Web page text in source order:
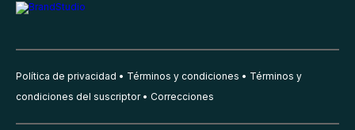
Política de privacidad Términos y condiciones
Términos y
condiciones del suscriptor
Correcciones